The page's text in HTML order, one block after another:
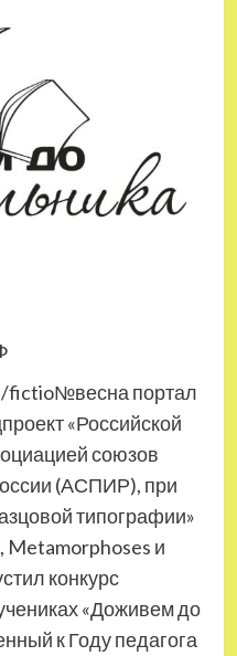
fictio№весна портал
«Российской
союзов
(АСПИР), при
типографии»
Metamorphoses и
конкурс
«Доживем до
к Году педагога